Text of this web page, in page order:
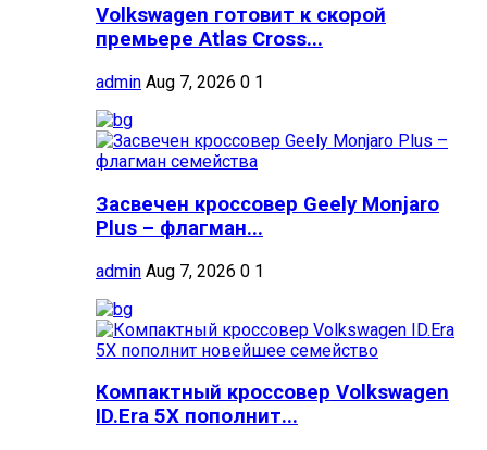
Volkswagen готовит к скорой
премьере Atlas Cross...
admin Aug 7, 2026 0 1
Засвечен кроссовер Geely Monjaro
Plus – флагман...
admin Aug 7, 2026 0 1
Компактный кроссовер Volkswagen
ID.Era 5X пополнит...